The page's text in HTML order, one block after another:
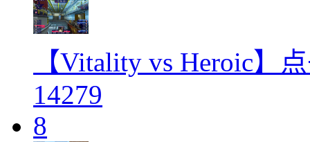
【Vitality vs Heroic】
14279
8